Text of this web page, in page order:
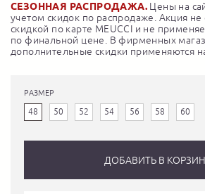
СЕЗОННАЯ РАСПРОДАЖА. Цены на
учетом скидок по распродаже. Акция не
скидкой по карте MEUCCI и не
по финальной цене. В фирменных
дополнительные скидки применяются на
РАЗМЕР
48 50 52 54 56 58 60
ДОБАВИТЬ В